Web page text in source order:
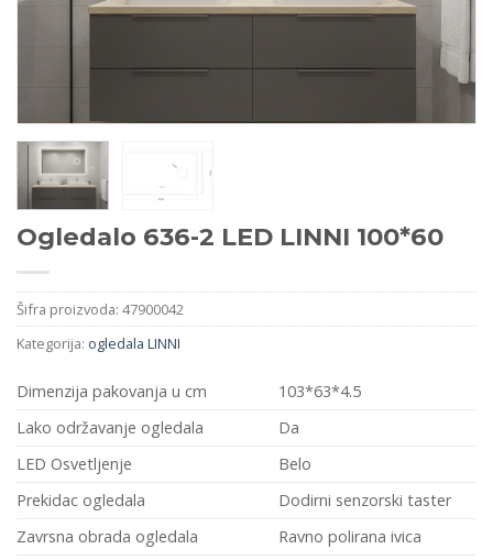
Ogledalo 636-2 LED LINNI 100*60
Šifra proizvoda: 47900042
Kategorija: ogledala LINNI
Dimenzija pakovanja u cm
103*63*4.5
Lako održavanje ogledala
Da
LED Osvetljenje
Belo
Prekidac ogledala
Dodirni senzorski taster
Zavrsna obrada ogledala
Ravno polirana ivica